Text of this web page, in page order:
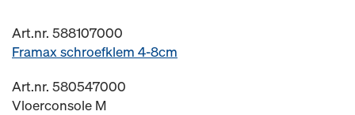
Art.nr. 588107000
Framax schroefklem 4-8cm
Art.nr. 580547000
Vloerconsole M